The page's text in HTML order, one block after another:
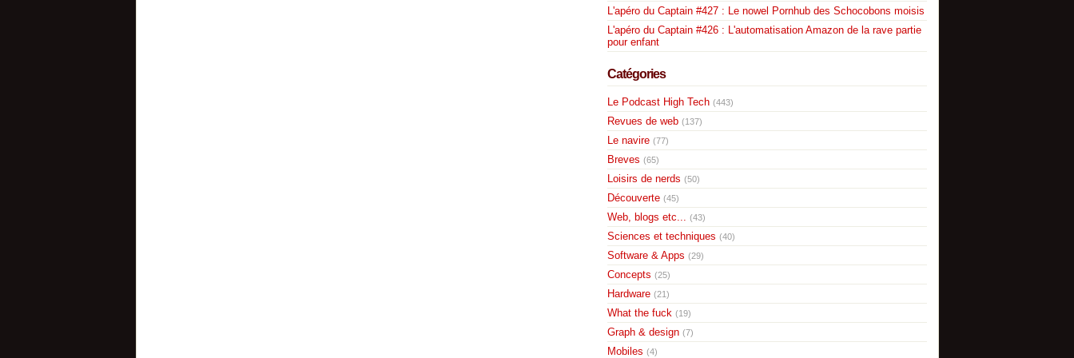
L'apéro du Captain #427 : Le nowel Pornhub des Schocobons moisis
L'apéro du Captain #426 : L'automatisation Amazon de la rave partie
pour enfant
Catégories
Le Podcast High Tech (443)
Revues de web (137)
Le navire (77)
Breves (65)
Loisirs de nerds (50)
Découverte (45)
Web, blogs etc... (43)
Sciences et techniques (40)
Software & Apps (29)
Concepts (25)
Hardware (21)
What the fuck (19)
Graph & design (7)
Mobiles (4)